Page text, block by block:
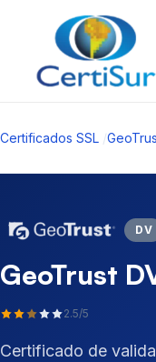
Certificados SSL /
DV
GeoTrust
2.5/5
Certificado de